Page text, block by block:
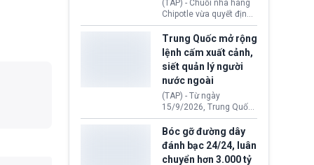
thăm địa điểm này.
(TAP) - Chuỗi nhà hàng
Chipotle vừa quyết định
loại bỏ tất cả ớt jalapeño
khỏi những cửa hàng
trên toàn lãnh thổ Hoa
Kỳ. Nguyên nhân do cơ
quan y tế nghi ngờ
nguyên liệu liên quan
đến ổ dịch Salmonella
khiến ít nhất 110 người
mắc bệnh tại bang
Minnesota.
Trung Quốc mở rộng
lệnh cấm xuất cảnh,
siết quản lý người
nước ngoài
(TAP) - Từ ngày
15/9/2026, Trung Quốc
áp dụng quy định mới về
quản lý xuất nhập cảnh.
Một hành vi vi phạm giấy
tờ, xuất nhập cảnh trái
phép hay liên quan kiểm
Bóc gỡ đường dây
đánh bạc 24/24, luân
chuyển hơn 3.000 tỷ